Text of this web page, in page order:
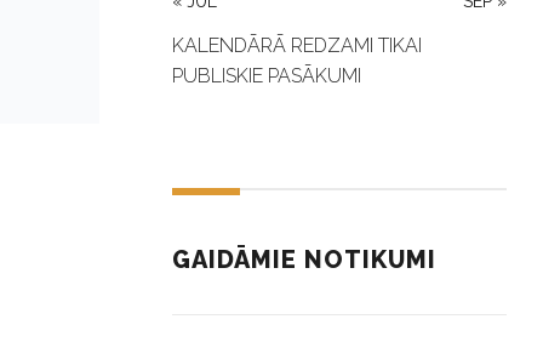
KALENDĀRĀ REDZAMI TIKAI
PUBLISKIE PASĀKUMI
GAIDĀMIE NOTIKUMI